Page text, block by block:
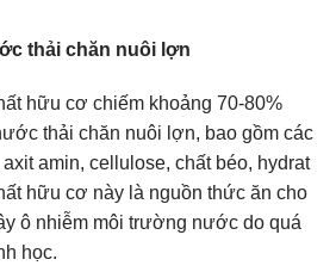
thải chăn nuôi lợn
hữu cơ chiếm khoảng 70-80%
thải chăn nuôi lợn, bao gồm các
amin, cellulose, chất béo, hydrat
hữu cơ này là nguồn thức ăn cho
ô nhiễm môi trường nước do quá
học.